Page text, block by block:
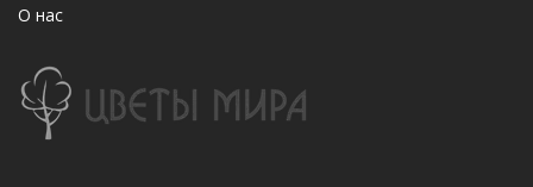
О нас